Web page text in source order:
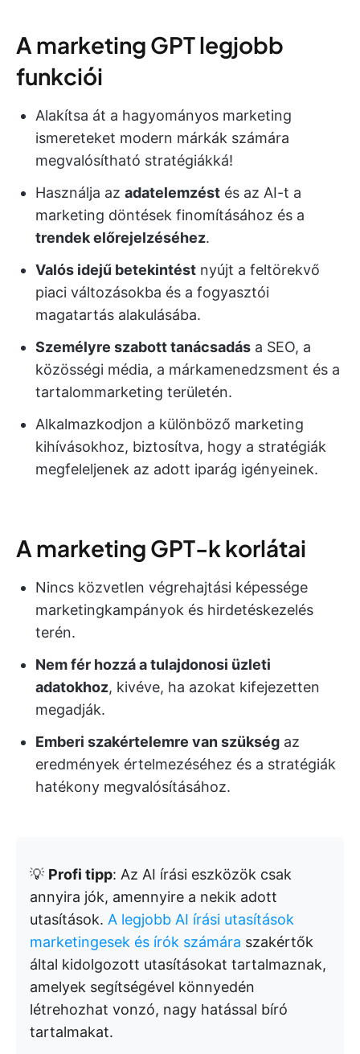
A marketing GPT legjobb
funkciói
Alakítsa át a hagyományos marketing
ismereteket modern márkák számára
megvalósítható stratégiákká!
Használja az adatelemzést és az AI-t a
marketing döntések finomításához és a
trendek előrejelzéséhez.
Valós idejű betekintést nyújt a feltörekvő
piaci változásokba és a fogyasztói
magatartás alakulásába.
Személyre szabott tanácsadás a SEO, a
közösségi média, a márkamenedzsment és a
tartalommarketing területén.
Alkalmazkodjon a különböző marketing
kihívásokhoz, biztosítva, hogy a stratégiák
megfeleljenek az adott iparág igényeinek.
A marketing GPT-k korlátai
Nincs közvetlen végrehajtási képessége
marketingkampányok és hirdetéskezelés
terén.
Nem fér hozzá a tulajdonosi üzleti
adatokhoz, kivéve, ha azokat kifejezetten
megadják.
Emberi szakértelemre van szükség az
eredmények értelmezéséhez és a stratégiák
hatékony megvalósításához.
💡 Profi tipp: Az AI írási eszközök csak
annyira jók, amennyire a nekik adott
utasítások. A legjobb AI írási utasítások
marketingesek és írók számára szakértők
által kidolgozott utasításokat tartalmaznak,
amelyek segítségével könnyedén
létrehozhat vonzó, nagy hatással bíró
tartalmakat.